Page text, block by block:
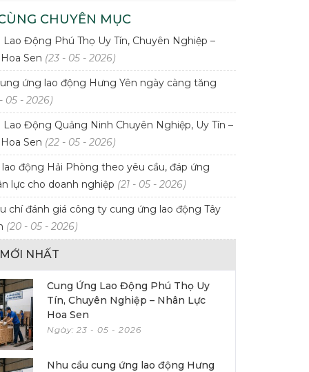
CHUYÊN MỤC
Động Phú Thọ Uy Tín, Chuyên Nghiệp –
Sen (23 - 05 - 2026)
ứng lao động Hưng Yên ngày càng tăng
05 - 2026)
Động Quảng Ninh Chuyên Nghiệp, Uy Tín –
Sen (22 - 05 - 2026)
động Hải Phòng theo yêu cầu, đáp ứng
lực cho doanh nghiệp (21 - 05 - 2026)
chí đánh giá công ty cung ứng lao động Tây
(20 - 05 - 2026)
NHẤT
Cung Ứng Lao Động Phú Thọ Uy
Tín, Chuyên Nghiệp – Nhân Lực
Hoa Sen
Ngày: 23 - 05 - 2026
Nhu cầu cung ứng lao động Hưng